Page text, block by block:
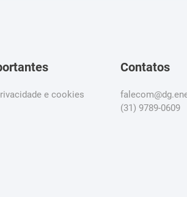
e cookies
Contatos
(31) 9789-0609